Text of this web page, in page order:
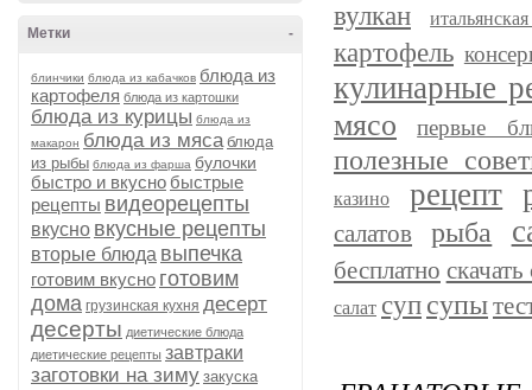
-
Метки
блинчики блюда из кабачков блюда из
картофеля блюда из картошки
блюда из курицы блюда из
макарон блюда из мяса блюда
из рыбы блюда из фарша булочки
быстро и вкусно быстрые
рецепты видеорецепты
вкусно вкусные рецепты
вторые блюда выпечка
готовим вкусно готовим
дома грузинская кухня десерт
десерты диетические блюда
диетические рецепты завтраки
заготовки на зиму закуска
вулкан
картофель
кулинарные
мясо
первые
полезные
казино рецепт
салатов рыба
бесплатно
салат суп супы